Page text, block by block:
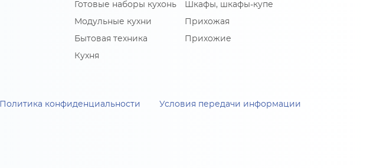
Готовые наборы кухонь
Модульные кухни
Бытовая техника
Кухня
Шкафы, шкафы-купе
Прихожая
Прихожие
Политика конфиденциальности Условия передачи информации